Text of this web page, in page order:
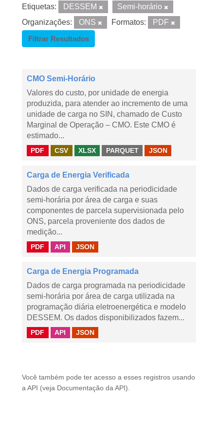
Etiquetas: DESSEM
Semi-horário
Organizações:
ONS Formatos:
PDF
Filtrar Resultados
CMO Semi-Horário
Valores do custo, por unidade de energia
produzida, para atender ao incremento de uma
unidade de carga no SIN, chamado de Custo
Marginal de Operação – CMO. Este CMO é
estimado...
PDF CSV XLSX PARQUET JSON
Carga de Energia Verificada
Dados de carga verificada na periodicidade
semi-horária por área de carga e suas
componentes de parcela supervisionada pelo
ONS, parcela proveniente dos dados de
medição...
PDF API JSON
Carga de Energia Programada
Dados de carga programada na periodicidade
semi-horária por área de carga utilizada na
programação diária eletroenergética e modelo
DESSEM. Os dados disponibilizados fazem...
PDF API JSON
Você também pode ter acesso a esses registros usando
a API (veja Documentação da API ).